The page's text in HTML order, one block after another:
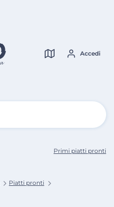
Accedi
Piatti pronti
Primi piatti pronti